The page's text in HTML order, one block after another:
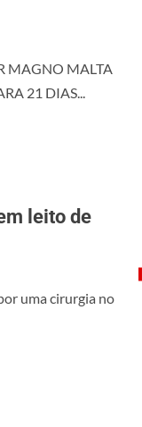
MAGNO MALTA
21 DIAS...
leito de
uma cirurgia no